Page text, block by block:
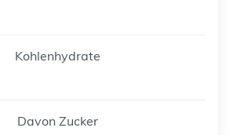
Kohlenhydrate
Davon Zucker